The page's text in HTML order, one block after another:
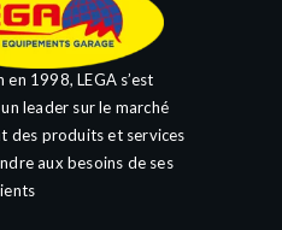
1998, LEGA s’est
leader sur le marché
des produits et services
aux besoins de ses